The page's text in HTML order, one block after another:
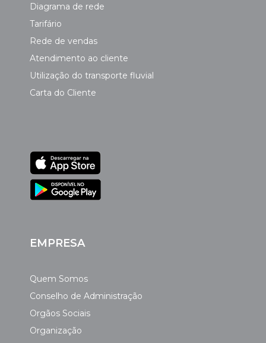
Diagrama de rede
Tarifário
Rede de vendas
Atendimento ao cliente
Utilização do transporte fluvial
Carta do Cliente
EMPRESA
Quem Somos
Conselho de Administração
Orgãos Sociais
Organização